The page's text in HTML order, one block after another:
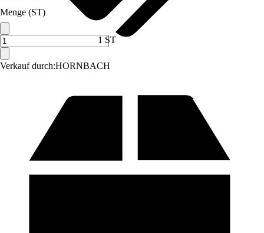
Verkauf durch:HORNBACH
Menge (ST)
1 ST